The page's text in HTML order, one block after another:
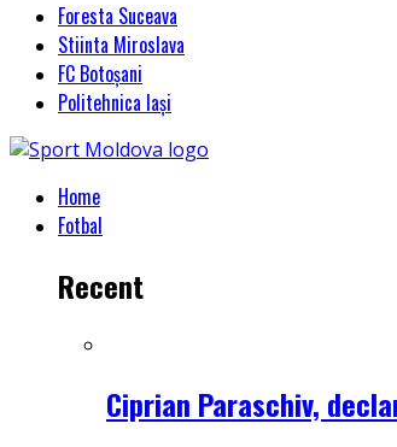
Foresta Suceava
Stiinta Miroslava
FC Botoșani
Politehnica Iași
Home
Fotbal
Recent
Ciprian Paraschiv,